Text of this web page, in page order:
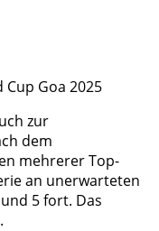
zur
dem
mehrerer Top-
an unerwarteten
5 fort. Das